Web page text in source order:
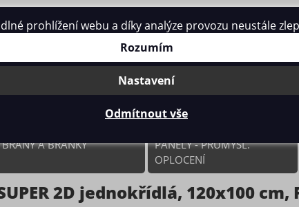
BRÁNY A BRANKY
PANELY - PRŮMYSL.
OPLOCENÍ
2D jednokřídlá, 120x100
prohlížení webu a díky analýze provozu neustále
Rozumím
Nastavení
Odmítnout vše